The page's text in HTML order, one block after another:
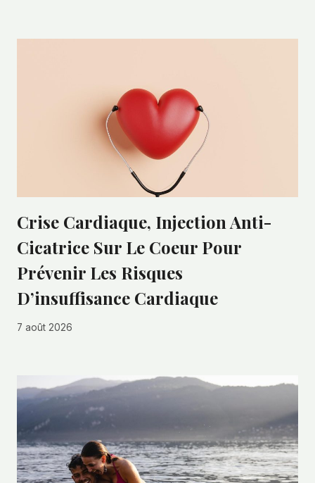
Crise Cardiaque, Injection Anti-
Cicatrice Sur Le Coeur Pour
Prévenir Les Risques
D’insuffisance Cardiaque
7 août 2026